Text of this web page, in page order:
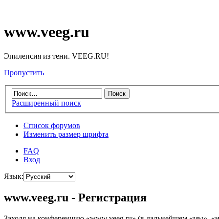
www.veeg.ru
Эпилепсия из тени. VEEG.RU!
Пропустить
Расширенный поиск
Список форумов
Изменить размер шрифта
FAQ
Вход
Язык:
www.veeg.ru - Регистрация